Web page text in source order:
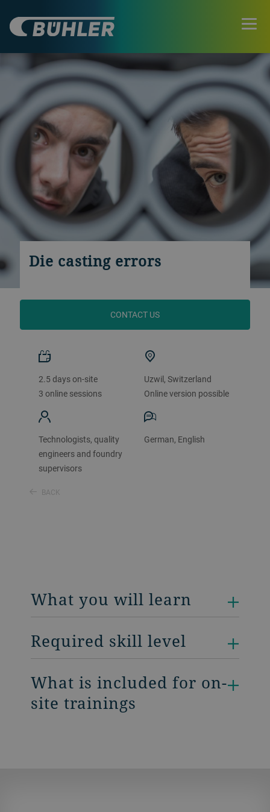
Die casting errors
CONTACT US
2.5 days on-site
3 online sessions
Uzwil, Switzerland
Online version possible
Technologists, quality
engineers and foundry
supervisors
German, English
BACK
What you will learn
Required skill level
What is included for on-
site trainings